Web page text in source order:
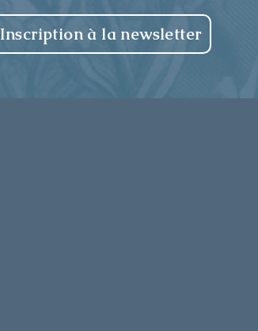
Inscription à la newsletter